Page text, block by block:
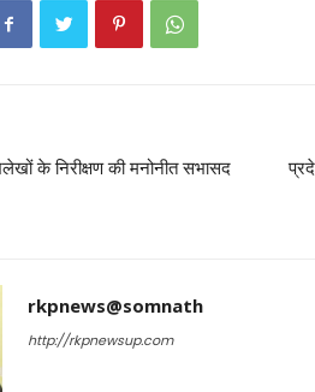
के निरीक्षण की मनोनीत सभासद
rkpnews@somnath
http://rkpnewsup.com